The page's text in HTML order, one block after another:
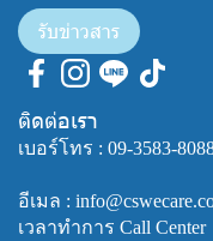
รับข่าวสาร
ติดต่อเรา
เบอร์โทร : 09-3583-
อีเมล :
เวลาทำการ Call Center